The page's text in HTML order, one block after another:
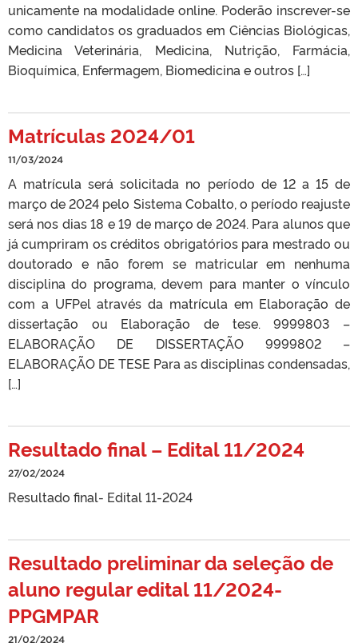
unicamente na modalidade online. Poderão inscrever-se
como candidatos os graduados em Ciências Biológicas,
Medicina Veterinária, Medicina, Nutrição, Farmácia,
Bioquímica, Enfermagem, Biomedicina e outros […]
Matrículas 2024/01
11/03/2024
A matrícula será solicitada no período de 12 a 15 de
março de 2024 pelo Sistema Cobalto, o período reajuste
será nos dias 18 e 19 de março de 2024. Para alunos que
já cumpriram os créditos obrigatórios para mestrado ou
doutorado e não forem se matricular em nenhuma
disciplina do programa, devem para manter o vínculo
com a UFPel através da matrícula em Elaboração de
dissertação ou Elaboração de tese. 9999803 –
ELABORAÇÃO DE DISSERTAÇÃO 9999802 –
ELABORAÇÃO DE TESE Para as disciplinas condensadas,
[…]
Resultado final – Edital 11/2024
27/02/2024
Resultado final- Edital 11-2024
Resultado preliminar da seleção de
aluno regular edital 11/2024-
PPGMPAR
21/02/2024